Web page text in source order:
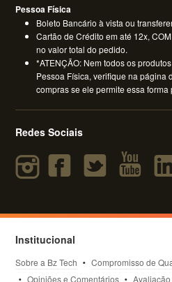
Pessoa Física
Boleto Bancário à vista ou
Cartão de Crédito em até 12x,
no valor total do pedido.
*ATENÇÃO: Nem todos os
Pessoa Física, verifique na página
compras se ele permite essa forma
Redes Sociais
Institucional
Sobre a Bz Tech
Compromisso de
Opiniões e Comentários
Avaliação